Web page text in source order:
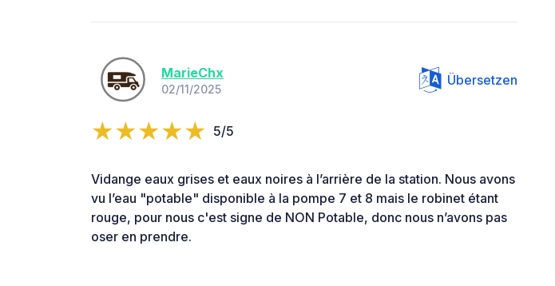
MarieChx
02/11/2025
Übersetzen
5/5
Vidange eaux grises et eaux noires à l’arrière de la station. Nous avons
vu l’eau "potable" disponible à la pompe 7 et 8 mais le robinet étant
rouge, pour nous c'est signe de NON Potable, donc nous n’avons pas
oser en prendre.